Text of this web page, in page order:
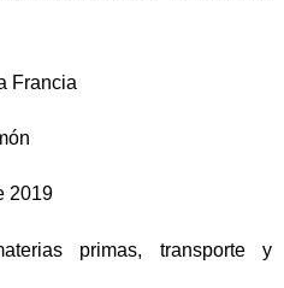
Francia
2019
primas, transporte y